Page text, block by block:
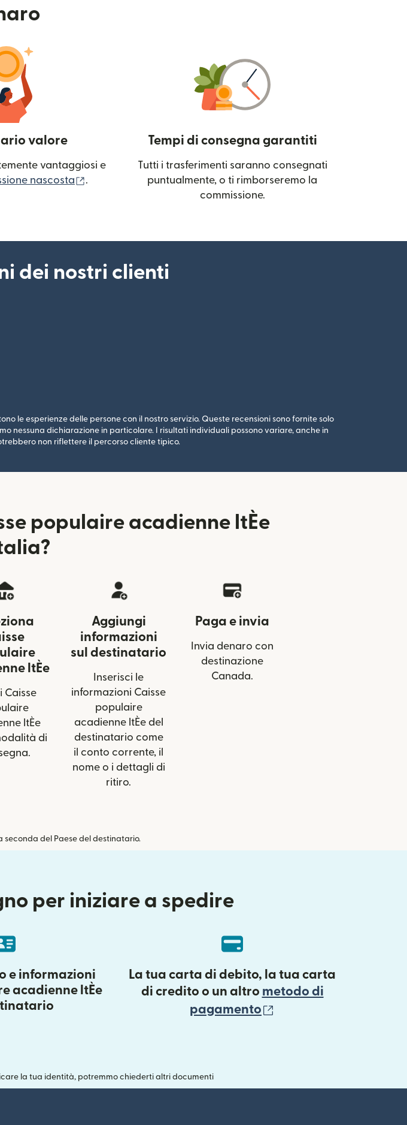
valore
vantaggiosi e
nascosta
(si apre in una nuova finestra)
.
Tempi di consegna garantiti
Tutti i trasferimenti saranno consegnati
puntualmente, o ti rimborseremo la
commissione.
dei nostri clienti
le esperienze delle persone con il nostro servizio. Queste recensioni sono fornite solo
nessuna dichiarazione in particolare. I risultati individuali possono variare, anche in
non riflettere il percorso cliente tipico.
populaire acadienne ltÈe
ltÈe
Caisse
ltÈe
di
Aggiungi
informazioni
sul destinatario
Inserisci le
informazioni Caisse
populaire
acadienne ltÈe del
destinatario come
il conto corrente, il
nome o i dettagli di
ritiro.
Paga e invia
Invia denaro con
destinazione
Canada.
del Paese del destinatario.
per iniziare a spedire
e informazioni
acadienne ltÈe
La tua carta di debito, la tua carta
di credito o un altro metodo di
pagamento
la tua identità, potremmo chiederti altri documenti